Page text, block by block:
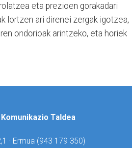
eta prezioen gorakadari
lortzen ari direnei zergak igotzea,
ondorioak arintzeko, eta horiek
Taldea
· Ermua (943 179 350)